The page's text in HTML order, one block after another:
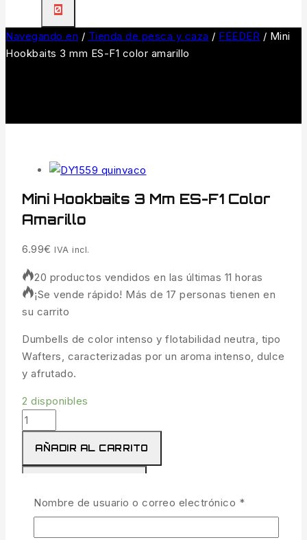
0
Navegando en / Tienda de pesca y caza / FEEDER / Mini
Hookbaits 3 mm ES-F1 color amarillo
Mini Hookbaits 3 Mm ES-F1 Color
Amarillo
6.99€ IVA incl.
20 productos vendidos en las últimas 11 horas
¡Se vende rápido! Más de 17 personas tienen en
su carrito
Dumbells de color intenso y flotabilidad neutra, tipo
Wafters, caracterizadas por un aroma intenso, dulce
y afrutado.
2 disponibles
Mini
Hookbaits
mm
color
AÑADIR AL CARRITO
COMPARAR LISTA
Nombre de usuario o correo electrónico *Obligatorio